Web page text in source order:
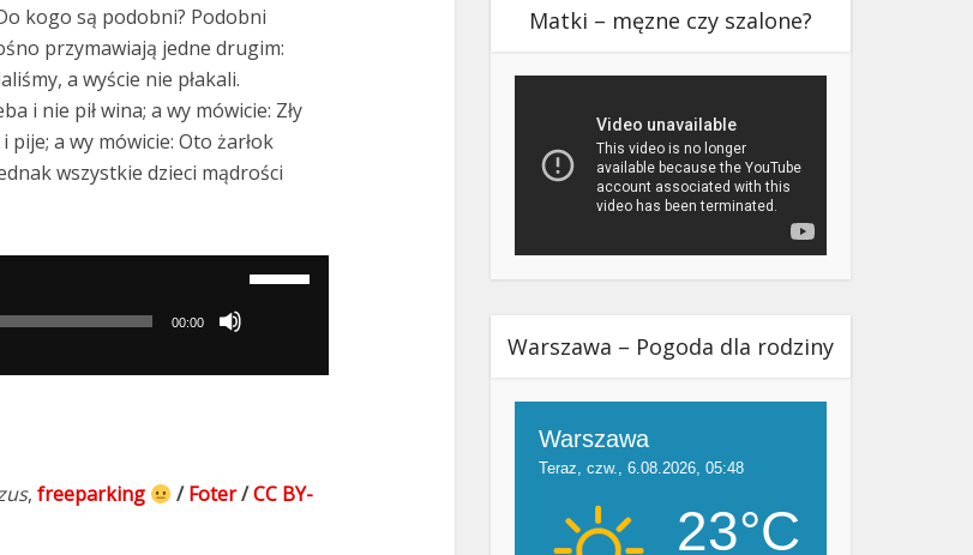
kogo są podobni? Podobni
przymawiają jedne drugim:
a wyście nie płakali.
i nie pił wina; a wy mówicie: Zły
pije; a wy mówicie: Oto żarłok
wszystkie dzieci mądrości
00:00
lub
, freeparking /Foter/CC BY-
Matki – męzne czy szalone?
Warszawa – Pogoda dla rodziny